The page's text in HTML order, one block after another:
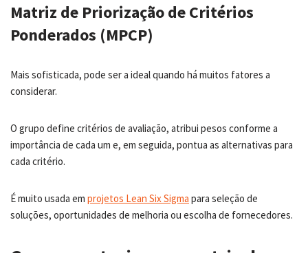
Matriz de Priorização de Critérios
Ponderados (MPCP)
Mais sofisticada, pode ser a ideal quando há muitos fatores a
considerar.
O grupo define critérios de avaliação, atribui pesos conforme a
importância de cada um e, em seguida, pontua as alternativas para
cada critério.
É muito usada em projetos Lean Six Sigma para seleção de
soluções, oportunidades de melhoria ou escolha de fornecedores.